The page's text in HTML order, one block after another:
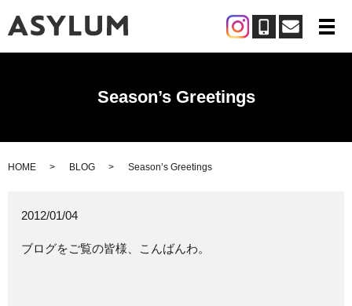
メ
Season’s Greetings
HOME BLOG Season’s Greetings
2012/01/04
ブログをご覧の皆様、こんばんわ。